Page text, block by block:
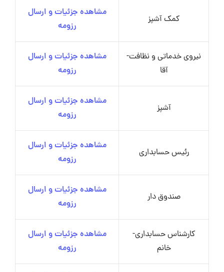
کمک آشپز
مشاهده جزئیات و ارسال
رزومه
نیروی خدماتی و نظافت-
آقا
مشاهده جزئیات و ارسال
رزومه
آشپز
مشاهده جزئیات و ارسال
رزومه
رئیس حسابداری
مشاهده جزئیات و ارسال
رزومه
صندوق دار
مشاهده جزئیات و ارسال
رزومه
کارشناس حسابداری-
خانم
مشاهده جزئیات و ارسال
رزومه